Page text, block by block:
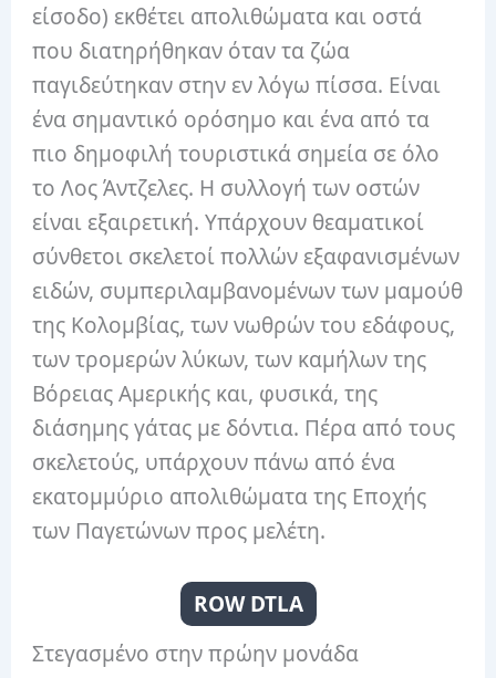
είσοδο) εκθέτει απολιθώματα και οστά
που διατηρήθηκαν όταν τα ζώα
παγιδεύτηκαν στην εν λόγω πίσσα. Είναι
ένα σημαντικό ορόσημο και ένα από τα
πιο δημοφιλή τουριστικά σημεία σε όλο
το Λος Άντζελες. Η συλλογή των οστών
είναι εξαιρετική. Υπάρχουν θεαματικοί
σύνθετοι σκελετοί πολλών εξαφανισμένων
ειδών, συμπεριλαμβανομένων των μαμούθ
της Κολομβίας, των νωθρών του εδάφους,
των τρομερών λύκων, των καμήλων της
Βόρειας Αμερικής και, φυσικά, της
διάσημης γάτας με δόντια. Πέρα από τους
σκελετούς, υπάρχουν πάνω από ένα
εκατομμύριο απολιθώματα της Εποχής
των Παγετώνων προς μελέτη.
ROW DTLA
Στεγασμένο στην πρώην μονάδα